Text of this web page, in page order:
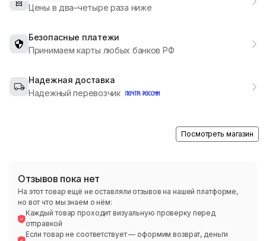
Цены в два–четыре раза ниже
Безопасные платежи
Принимаем карты любых банков РФ
Надежная доставка
Надежный перевозчик
Посмотреть магазин
Отзывов пока нет
На этот товар ещё не оставляли отзывов на нашей платформе,
но вот что мы знаем о нём:
Каждый товар проходит визуальную проверку перед
отправкой
Если товар не соответствует — оформим возврат, деньги